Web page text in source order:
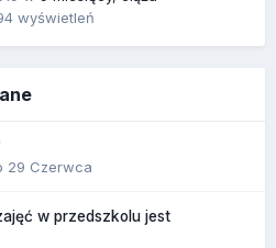
wyświetleń
29 Czerwca
w przedszkolu jest